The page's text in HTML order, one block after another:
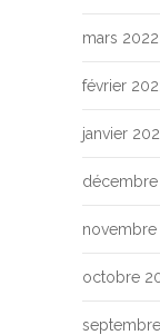
mars 2022
février
janvier
décembre
novembre
octobre